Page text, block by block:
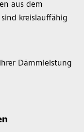
aus dem
kreislauffähig
Dämmleistung